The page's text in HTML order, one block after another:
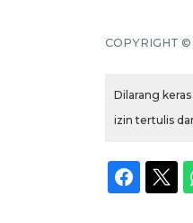
COPYRIGHT
Dilarang
izin tertulis